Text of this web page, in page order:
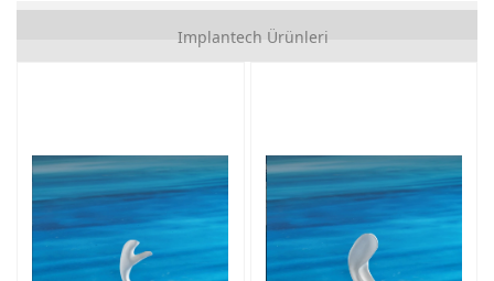
Implantech Ürünleri
Temporal İmplantlar
Pectoral İmplantlar
Gluteal İmplantlar